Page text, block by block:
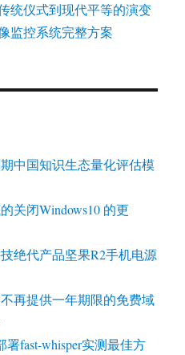
统仪式到现代平等的演变
监控系统完整方案
中国知识生态量化评估模
关闭Windows10 的更
绝代产品坚果R2手机电源
再提供一年期限的免费域
署fast-whisper实测最佳方